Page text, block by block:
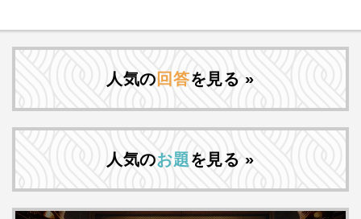
人気の 回答を見る »
人気のお題を見る »